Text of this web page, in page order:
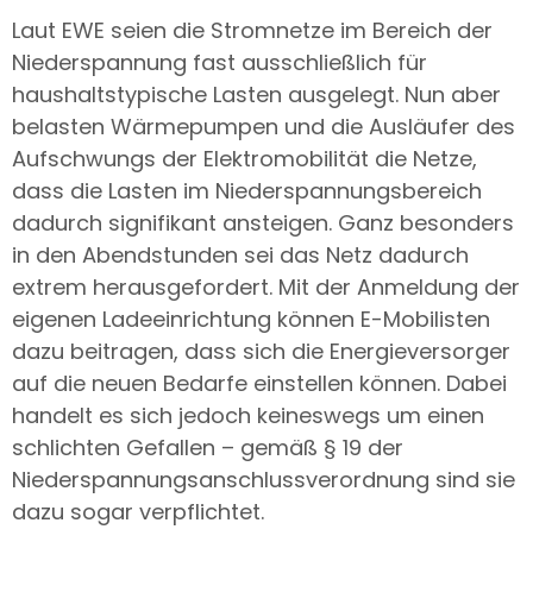
Laut EWE seien die Stromnetze im Bereich der
Niederspannung fast ausschließlich für
haushaltstypische Lasten ausgelegt. Nun aber
belasten Wärmepumpen und die Ausläufer des
Aufschwungs der Elektromobilität die Netze,
dass die Lasten im Niederspannungsbereich
dadurch signifikant ansteigen. Ganz besonders
in den Abendstunden sei das Netz dadurch
extrem herausgefordert. Mit der Anmeldung der
eigenen Ladeeinrichtung können E-Mobilisten
dazu beitragen, dass sich die Energieversorger
auf die neuen Bedarfe einstellen können. Dabei
handelt es sich jedoch keineswegs um einen
schlichten Gefallen – gemäß § 19 der
Niederspannungsanschlussverordnung sind sie
dazu sogar verpflichtet.